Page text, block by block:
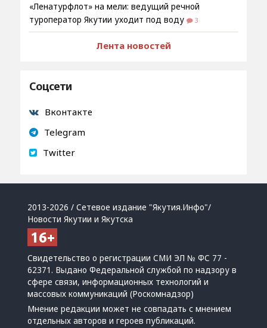
«Ленатурфлот» на мели: ведущий речной
туроператор Якутии уходит под воду
3
Лента новостей
Соцсети
Вконтакте
Telegram
Twitter
2013-2026 / Сетевое издание "Якутия.Инфо"/
Новости Якутии и Якутска
Свидетельство о регистрации СМИ ЭЛ № ФС 77 -
62371. Выдано Федеральной службой по надзору в
сфере связи, информационных технологий и
массовых коммуникаций (Роскомнадзор)
Мнение редакции может не совпадать с мнением
отдельных авторов и героев публикаций.